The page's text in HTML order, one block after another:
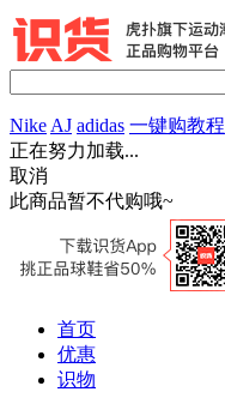
Nike AJ adidas 一键购教程
正在努力加载...
取消
此商品暂不代购哦~
首页
优惠
识物